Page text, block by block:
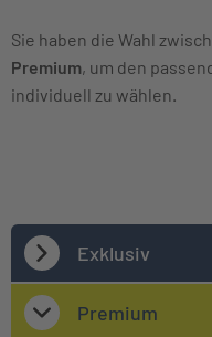
Sie haben die Wahl
Premium, um den
individuell zu wählen.
Exklusiv
Premium